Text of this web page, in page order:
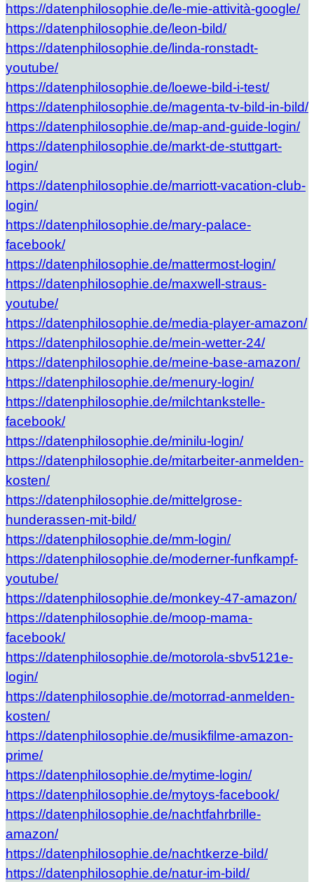
https://datenphilosophie.de/le-mie-attività-google/
https://datenphilosophie.de/leon-bild/
https://datenphilosophie.de/linda-ronstadt-
youtube/
https://datenphilosophie.de/loewe-bild-i-test/
https://datenphilosophie.de/magenta-tv-bild-in-bild/
https://datenphilosophie.de/map-and-guide-login/
https://datenphilosophie.de/markt-de-stuttgart-
login/
https://datenphilosophie.de/marriott-vacation-club-
login/
https://datenphilosophie.de/mary-palace-
facebook/
https://datenphilosophie.de/mattermost-login/
https://datenphilosophie.de/maxwell-straus-
youtube/
https://datenphilosophie.de/media-player-amazon/
https://datenphilosophie.de/mein-wetter-24/
https://datenphilosophie.de/meine-base-amazon/
https://datenphilosophie.de/menury-login/
https://datenphilosophie.de/milchtankstelle-
facebook/
https://datenphilosophie.de/minilu-login/
https://datenphilosophie.de/mitarbeiter-anmelden-
kosten/
https://datenphilosophie.de/mittelgrose-
hunderassen-mit-bild/
https://datenphilosophie.de/mm-login/
https://datenphilosophie.de/moderner-funfkampf-
youtube/
https://datenphilosophie.de/monkey-47-amazon/
https://datenphilosophie.de/moop-mama-
facebook/
https://datenphilosophie.de/motorola-sbv5121e-
login/
https://datenphilosophie.de/motorrad-anmelden-
kosten/
https://datenphilosophie.de/musikfilme-amazon-
prime/
https://datenphilosophie.de/mytime-login/
https://datenphilosophie.de/mytoys-facebook/
https://datenphilosophie.de/nachtfahrbrille-
amazon/
https://datenphilosophie.de/nachtkerze-bild/
https://datenphilosophie.de/natur-im-bild/